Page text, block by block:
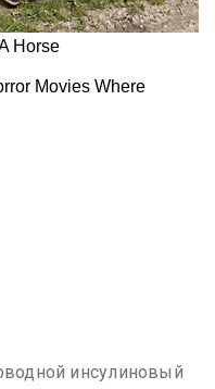
инсулиновый